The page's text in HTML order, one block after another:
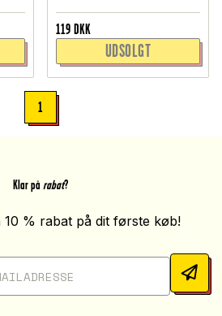
119 DKK
UDSOLGT
1
Klar på rabat?
10 % rabat på dit første køb!